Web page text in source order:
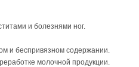
и бо­лез­ня­ми ног.
и бес­при­вяз­ном со­дер­жа­нии.
мо­лоч­ной про­дук­ции.